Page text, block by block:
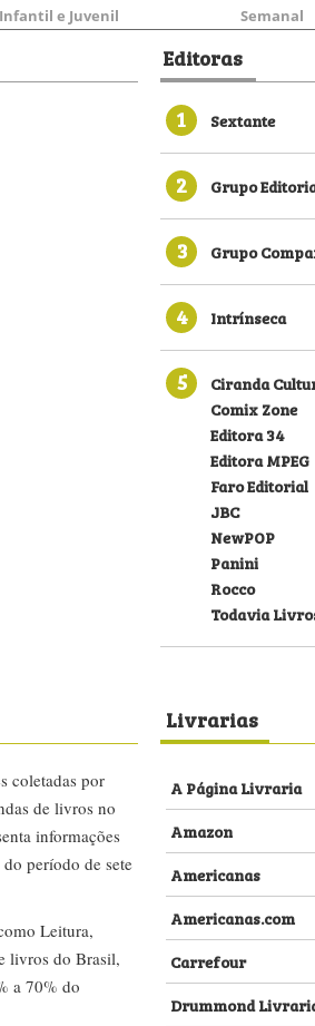
Infantil e Juvenil Semanal
Editoras
1
Sextante
2 Grupo
3 Grupo
4 Intrínseca
5
Ciranda
Comix Zone
Editora 34
Editora MPEG
Faro Editorial
JBC
NewPOP
Panini
Rocco
Todavia
coletadas por
de livros no
informações
período de sete
Leitura,
livros do Brasil,
a 70% do
Livrarias
A Página Livraria
Amazon
Americanas
Americanas.com
Carrefour
Drummond